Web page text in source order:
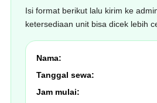
Isi format berikut lalu kirim ke
ketersediaan unit bisa dicek lebih
Nama:
Tanggal sewa:
Jam mulai: